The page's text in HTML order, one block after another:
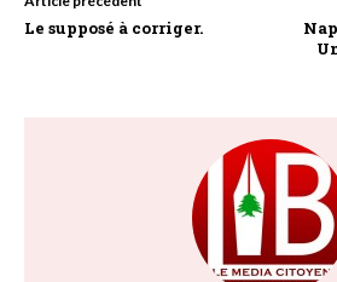
Le supposé à corriger.